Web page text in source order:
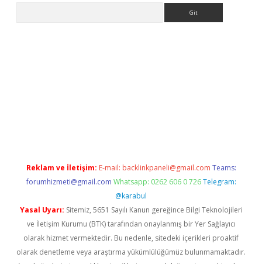
Reklam ve İletişim: E-mail: backlinkpaneli@gmail.com Teams:
forumhizmeti@gmail.com Whatsapp: 0262 606 0 726 Telegram:
@karabul
Yasal Uyarı: Sitemiz, 5651 Sayılı Kanun gereğince Bilgi Teknolojileri
ve İletişim Kurumu (BTK) tarafından onaylanmış bir Yer Sağlayıcı
olarak hizmet vermektedir. Bu nedenle, sitedeki içerikleri proaktif
olarak denetleme veya araştırma yükümlülüğümüz bulunmamaktadır.